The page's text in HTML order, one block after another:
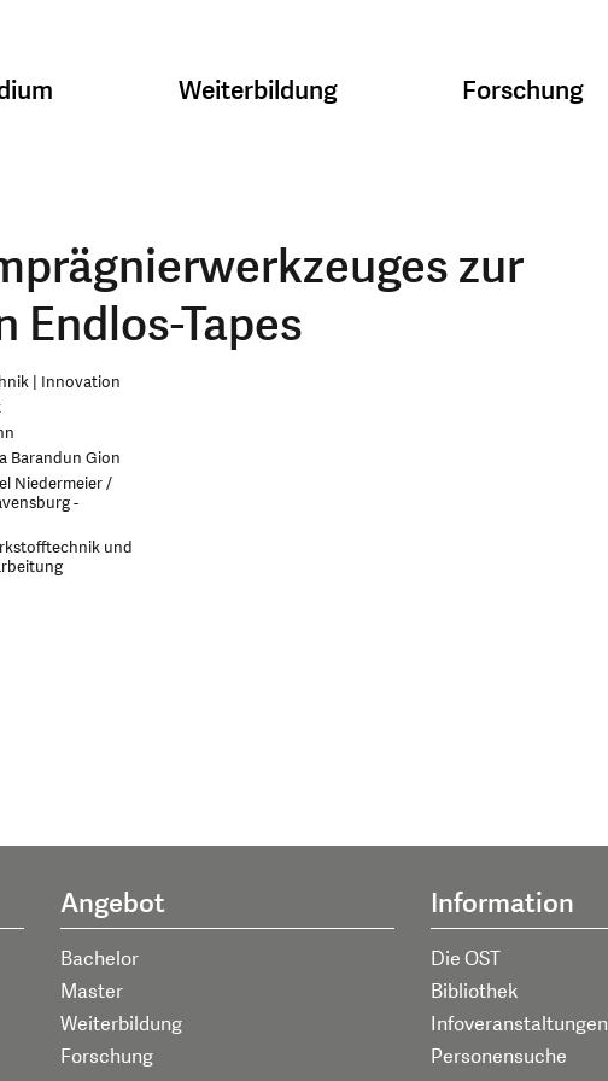
Weiterbildung Forschung
zur
Endlos-Tapes
| Innovation
Barandun Gion
Niedermeier /
-
und
Angebot
Bachelor
Master
Weiterbildung
Forschung
Information
Die OST
Bibliothek
Infoveranstaltungen
Personensuche